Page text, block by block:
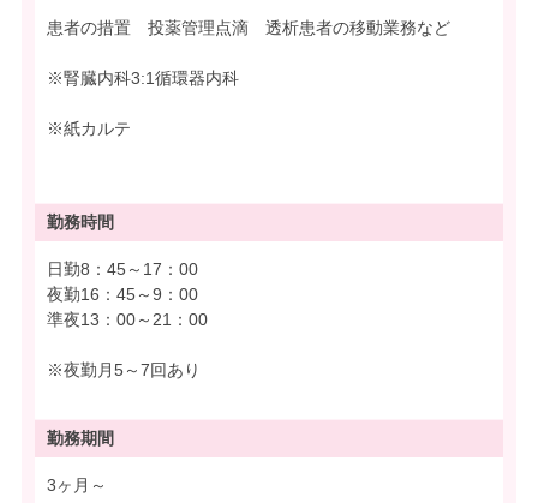
患者の措置 投薬管理点滴 透析患者の移動業務など
※腎臓内科3:1循環器内科
※紙カルテ
勤務時間
日勤8：45～17：00
夜勤16：45～9：00
準夜13：00～21：00
※夜勤月5～7回あり
勤務期間
3ヶ月～